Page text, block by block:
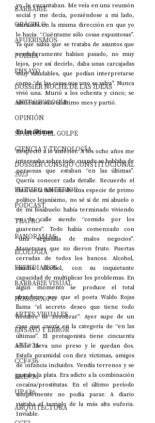
BARBARIE
ORÁCULO
AFUERISMOS
POESÍA
ENSAYO
DOSSIER NOCHE DE LAS IDEAS
ANTROPOLOGÍA
OPINIÓN
50 AÑOS DEL GOLPE
CIENCIA Y TECNOLOGÍA
DOSSIER CONSEJO CONSTITUCIONAL
2023
FUTURO ANTERIOR
PODCAST
TEATRO
PANORAMAS
ECOLOGÍA
FREUDIANOS
BARBARIE VISUAL
HORÓSCOPO
ARTES VISUALES
ENSAYO Y ERROR
ART#36
CCF#36
E&E#36
UP#36
ARQUITECTURA
yo, le encantaban. Me veía en una reunión
social y me decía, poniéndose a mi lado,
mirando en la misma dirección en que yo
lo hacía: “Cuéntame sólo cosas espantosas”.
Ya que sabía que se trataba de asuntos que
verdaderamente habían pasado, no muy
lejos, por así decirlo, daba unas carcajadas
muy saludables, que podían interpretarse
como “de las cosas que uno se salva”. Nunca
vivió una. Murió a los ochenta y cinco; se
sintió mal sólo el último mes y partió.
En las últimas
Respecto a lo anterior. A los ocho años me
interesaba sobre todo cuando se hablaba de
personas que estaban “en las últimas”.
Quería conocer cada detalle. Recuerdo el
final de la historia de una especie de primo
político lejanísimo, no sé si de mi abuelo o
de mi bisabuelo: había terminado viviendo
en la calle siendo “comido por los
guarenes”. Todo había comenzado con
“una seguidilla de malos negocios”.
Manotazos que no dieron fruto. Puertas
cerradas de todos los bancos. Alcohol,
mucho alcohol, con su inquietante
capacidad de multiplicar los problemas. En
algún momento se produce el total
abandono, eso que el poeta Waldo Rojas
llama “el secreto deseo que tiene todo
hombre de zozobrar”. Ayer supe de un
caso que caería en la categoría de “en las
últimas”. El protagonista tiene cincuenta
años. Lleva uno preso y le quedan dos.
Estafa piramidal con diez víctimas, amigos
de infancia incluidos. Vendía terrenos y se
gastaba la plata. Era adicto a la combinación
cocaína/prostitutas. En el último período
simplemente no podía parar. A diario
visitaba el templo de la más alta euforia.
Inviable.